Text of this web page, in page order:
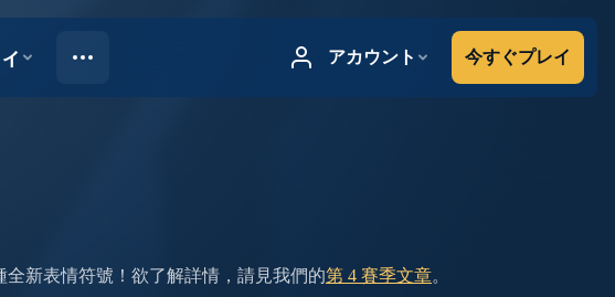
新表情符號！欲了解詳情，請見我們的第 4 賽季文章。